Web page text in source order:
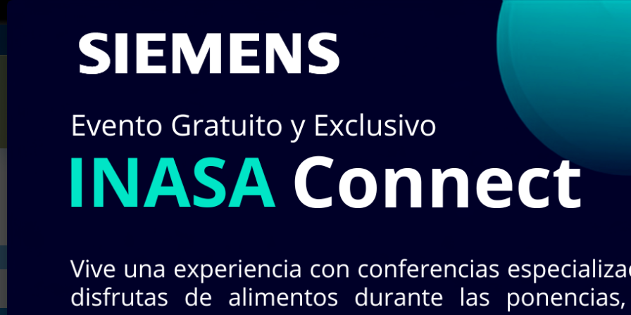
puedes hacerlo en el apartado de
Julián Villagrán #1423 Nte. Col. Industrial, CP 64440. Mty, N.L.
¡No te pierdas INASA Connect!
Miércoles 26 de agosto · 2 horarios a elegir · Evento exclusivo
¡Nuevos productos!
Horarios: Lunes a
Cotizar con nosotros